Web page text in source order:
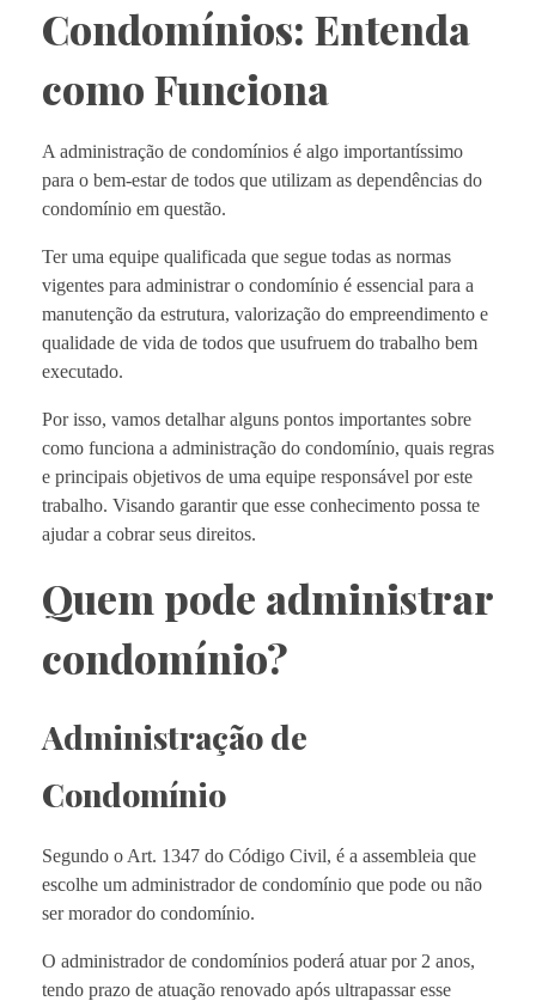
Condomínios: Entenda
como Funciona
A administração de condomínios é algo importantíssimo
para o bem-estar de todos que utilizam as dependências do
condomínio em questão.
Ter uma equipe qualificada que segue todas as normas
vigentes para administrar o condomínio é essencial para a
manutenção da estrutura, valorização do empreendimento e
qualidade de vida de todos que usufruem do trabalho bem
executado.
Por isso, vamos detalhar alguns pontos importantes sobre
como funciona a administração do condomínio, quais regras
e principais objetivos de uma equipe responsável por este
trabalho. Visando garantir que esse conhecimento possa te
ajudar a cobrar seus direitos.
Quem pode administrar
condomínio?
Administração de
Condomínio
Segundo o Art. 1347 do Código Civil, é a assembleia que
escolhe um administrador de condomínio que pode ou não
ser morador do condomínio.
O administrador de condomínios poderá atuar por 2 anos,
tendo prazo de atuação renovado após ultrapassar esse